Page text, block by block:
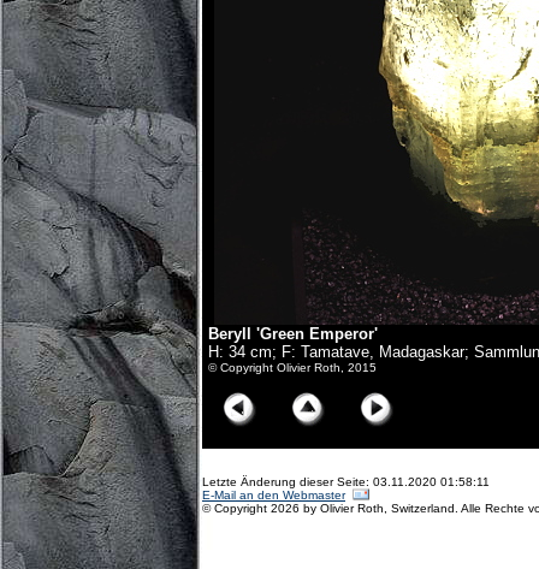
Beryll 'Green Emperor'
H: 34 cm; F: Tamatave, Madagaskar;
© Copyright Olivier Roth, 2015
Letzte Änderung dieser Seite: 03.11.2020 01:58:11
E-Mail an den Webmaster
© Copyright 2026 by Olivier Roth, Switzerland. Alle Rechte